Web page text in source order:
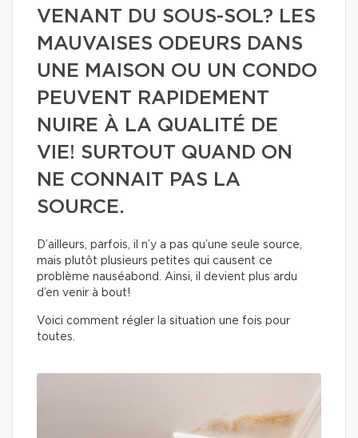
VENANT DU SOUS-SOL? LES
MAUVAISES ODEURS DANS
UNE MAISON OU UN CONDO
PEUVENT RAPIDEMENT
NUIRE À LA QUALITÉ DE
VIE! SURTOUT QUAND ON
NE CONNAIT PAS LA
SOURCE.
D’ailleurs, parfois, il n’y a pas qu’une seule source,
mais plutôt plusieurs petites qui causent ce
problème nauséabond. Ainsi, il devient plus ardu
d’en venir à bout!
Voici comment régler la situation une fois pour
toutes.